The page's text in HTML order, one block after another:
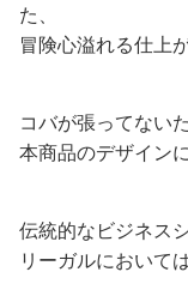
た、
冒険心溢れる仕上
コバが張ってない
本商品のデザイン
伝統的なビジネス
リーガルにおいて